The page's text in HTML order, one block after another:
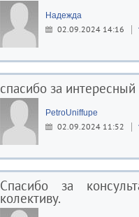
Надежда
02.09.2024 14:16
спасибо за интересный
PetroUniffupe
02.09.2024 11:52
Спасибо за
колективу.